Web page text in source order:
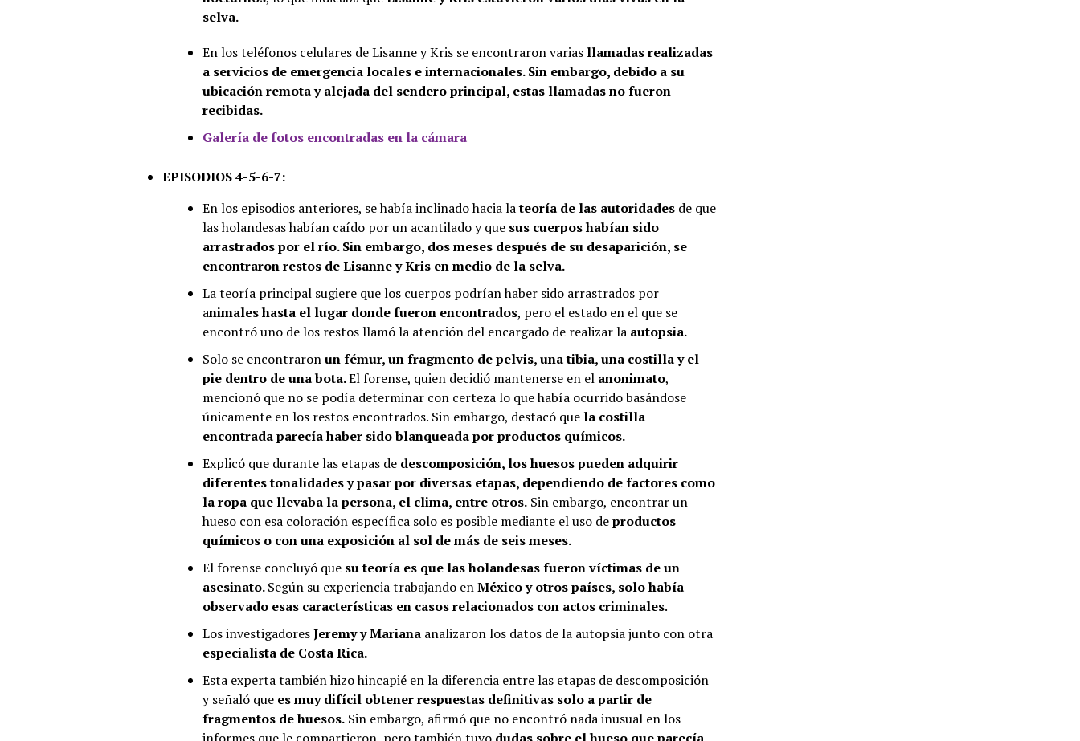
selva.
En los teléfonos celulares de Lisanne y Kris se encontraron varias llamadas realizadas
a servicios de emergencia locales e internacionales. Sin embargo, debido a su
ubicación remota y alejada del sendero principal, estas llamadas no fueron
recibidas.
Galería de fotos encontradas en la cámara
EPISODIOS 4-5-6-7:
En los episodios anteriores, se había inclinado hacia lateoría de las autoridades de que
las holandesas habían caído por un acantilado y que sus cuerpos habían sido
arrastrados por el río. Sin embargo, dos meses después de su desaparición, se
encontraron restos de Lisanne y Kris en medio de la selva.
La teoría principal sugiere que los cuerpos podrían haber sido arrastrados por
animales hasta el lugar donde fueron encontrados, pero el estado en el que se
encontró uno de los restos llamó la atención del encargado de realizar la autopsia.
Solo se encontraronun fémur, un fragmento de pelvis, una tibia, una costilla y el
pie dentro de una bota.El forense, quien decidió mantenerse en el anonimato,
mencionó que no se podía determinar con certeza lo que había ocurrido basándose
únicamente en los restos encontrados. Sin embargo, destacó que la costilla
encontrada parecía haber sido blanqueada por productos químicos.
Explicó que durante las etapas de descomposición, los huesos pueden adquirir
diferentes tonalidades y pasar por diversas etapas, dependiendo de factores como
la ropa que llevaba la persona, el clima, entre otros. Sin embargo, encontrar un
hueso con esa coloración específica solo es posible mediante el uso deproductos
químicos o con una exposición al sol de más de seis meses.
El forense concluyó que su teoría es que las holandesas fueron víctimas de un
asesinato.Según su experiencia trabajando enMéxico y otros países, solo había
observado esas características en casos relacionados con actos criminales.
Los investigadoresJeremy y Mariana analizaron los datos de la autopsia junto con otra
especialista de Costa Rica.
Esta experta también hizo hincapié en la diferencia entre las etapas de descomposición
y señaló que es muy difícil obtener respuestas definitivas solo a partir de
fragmentos de huesos. Sin embargo, afirmó que no encontró nada inusual en los